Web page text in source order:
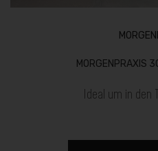
MORGENPRAXIS
Ideal um in den